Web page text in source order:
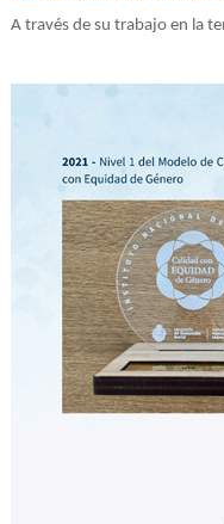
A través de su trabajo en la